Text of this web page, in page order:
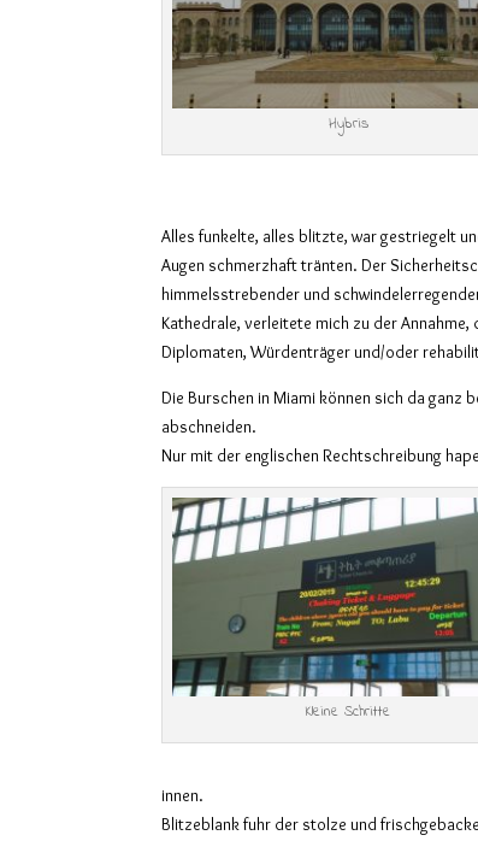
Hybris
Alles funkelte, alles blitzte, war gestriegelt
Augen schmerzhaft tränten. Der
himmelsstrebender und
Kathedrale, verleitete mich zu der Annahme,
Diplomaten, Würdenträger und/oder
Die Burschen in Miami können sich da ganz
abschneiden.
Nur mit der englischen Rechtschreibung
Kleine Schritte
innen.
Blitzeblank fuhr der stolze und